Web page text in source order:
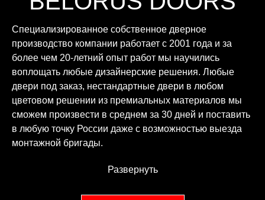
Специализированное собственное дверное
производство компании работает с 2001 года и за
более чем 20-летний опыт работ мы научились
воплощать любые дизайнерские решения. Любые
двери под заказ, нестандартные двери в любом
цветовом решении из премиальных материалов мы
сможем произвести в среднем за 30 дней и поставить
в любую точку России даже с возможностью выезда
монтажной бригады.
Развернуть